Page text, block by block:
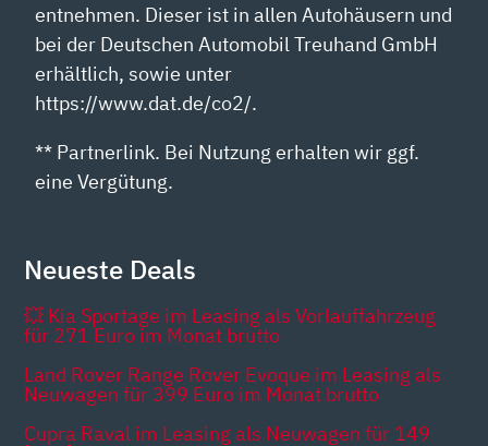
entnehmen. Dieser ist in allen Autohäusern und
bei der Deutschen Automobil Treuhand GmbH
erhältlich, sowie unter
https://www.dat.de/co2/.
** Partnerlink. Bei Nutzung erhalten wir ggf.
eine Vergütung.
Neueste Deals
💥 Kia Sportage im Leasing als Vorlauffahrzeug
für 271 Euro im Monat brutto
Land Rover Range Rover Evoque im Leasing als
Neuwagen für 399 Euro im Monat brutto
Cupra Raval im Leasing als Neuwagen für 149